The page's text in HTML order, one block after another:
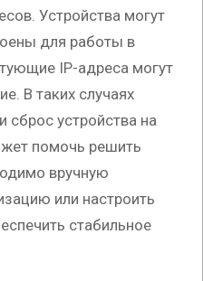
Устройства могут
для работы в
IP-адреса могут
В таких случаях
сброс устройства на
помочь решить
вручную
или настроить
стабильное